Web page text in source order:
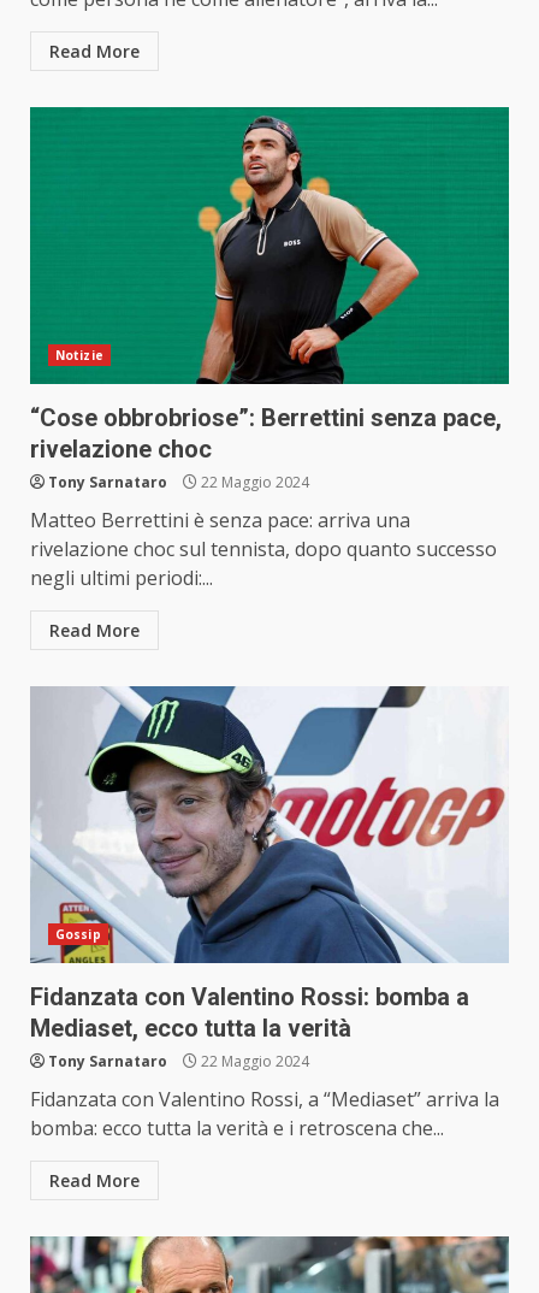
Read More
Notizie
“Cose obbrobriose”: Berrettini senza pace,
rivelazione choc
Tony Sarnataro 22 Maggio 2024
Matteo Berrettini è senza pace: arriva una
rivelazione choc sul tennista, dopo quanto successo
negli ultimi periodi:...
Read More
Gossip
Fidanzata con Valentino Rossi: bomba a
Mediaset, ecco tutta la verità
Tony Sarnataro 22 Maggio 2024
Fidanzata con Valentino Rossi, a “Mediaset” arriva la
bomba: ecco tutta la verità e i retroscena che...
Read More